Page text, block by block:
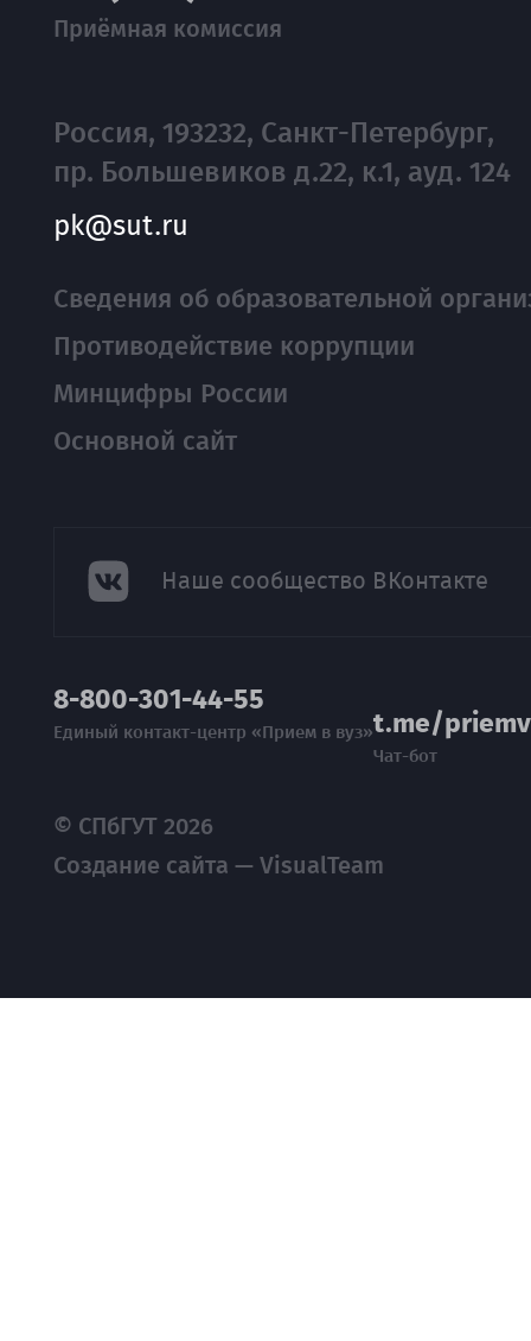
Приёмная комиссия
Россия, 193232, Санкт-Петербург,
пр. Большевиков д.22, к.1, ауд. 124
pk@sut.ru
Сведения об образовательной
Противодействие коррупции
Минцифры России
Основной сайт
Наше сообщество ВКонтакте
8-800-301-44-55
Единый контакт-центр «Прием в вуз»t.me/
Чат-бот
© СПбГУТ 2026
Создание сайта — VisualTeam